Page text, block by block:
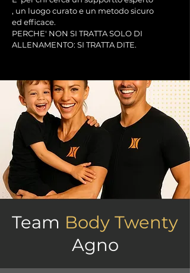
, un luogo curato e un metodo sicuro
ed efficace.
PERCHE' NON SI TRATTA SOLO DI
ALLENAMENTO: SI TRATTA DITE.
Team Body Twenty
Agno